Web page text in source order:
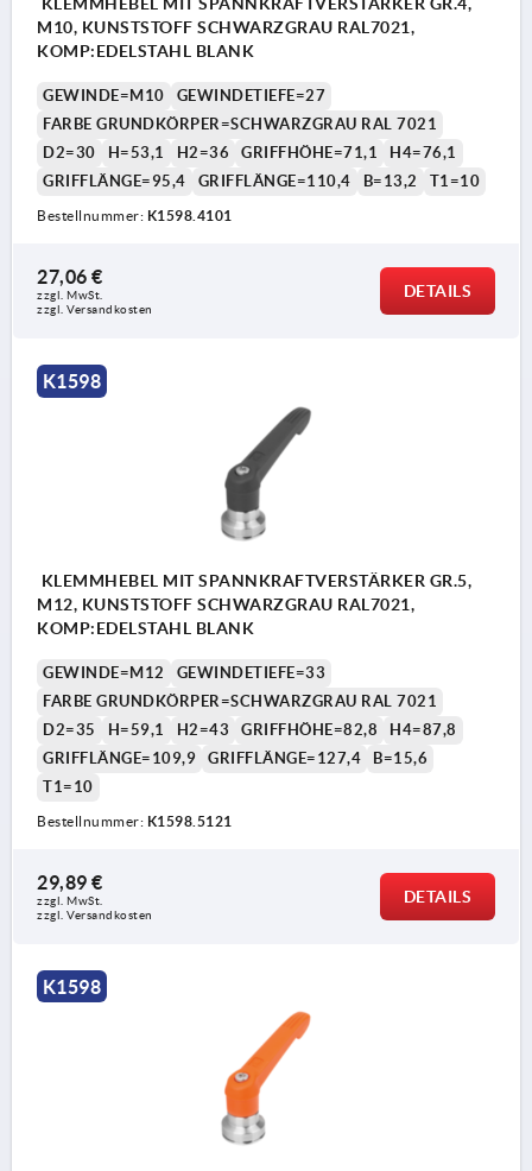
KLEMMHEBEL MIT SPANNKRAFTVERSTÄRKER GR.4,
M10, KUNSTSTOFF SCHWARZGRAU RAL7021,
KOMP:EDELSTAHL BLANK
GEWINDE=M10
GEWINDETIEFE=27
FARBE GRUNDKÖRPER=SCHWARZGRAU RAL 7021
D2=30
H=53,1 H2=36 GRIFFHÖHE=71,1
H4=76,1
GRIFFLÄNGE=95,4
GRIFFLÄNGE=110,4 B=13,2 T1=10
Bestellnummer: K1598.4101
27,06 €
zzgl. MwSt.
zzgl. Versandkosten
DETAILS
K1598
KLEMMHEBEL MIT SPANNKRAFTVERSTÄRKER GR.5,
M12, KUNSTSTOFF SCHWARZGRAU RAL7021,
KOMP:EDELSTAHL BLANK
GEWINDE=M12
GEWINDETIEFE=33
FARBE GRUNDKÖRPER=SCHWARZGRAU RAL 7021
D2=35
H=59,1 H2=43 GRIFFHÖHE=82,8
H4=87,8
GRIFFLÄNGE=109,9
GRIFFLÄNGE=127,4
B=15,6
T1=10
Bestellnummer: K1598.5121
29,89 €
zzgl. MwSt.
zzgl. Versandkosten
DETAILS
K1598